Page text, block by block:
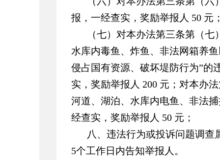
报，一经查实，奖励举报人 50 元
（七）对本办法第三条第（
水库内毒鱼、炸鱼、非法网箱养
侵占国有资源、破坏堤防行为”的
实，奖励举报人 200 元；对本办
河道、湖泊、水库内电鱼、非法
经查实，奖励举报人 50 元；
八、违法行为或投诉问题调
5个工作日内告知举报人。